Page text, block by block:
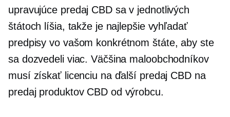
upravujúce predaj CBD sa v jednotlivých
štátoch líšia, takže je najlepšie vyhľadať
predpisy vo vašom konkrétnom štáte, aby ste
sa dozvedeli viac. Väčšina maloobchodníkov
musí získať licenciu na ďalší predaj CBD na
predaj produktov CBD od výrobcu.